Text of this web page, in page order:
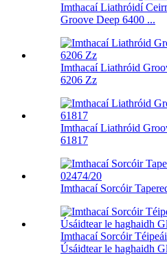
Imthacaí Liathróidí
Groove Deep 6400 ...
Imthacaí Liathróid
6206 Zz
Imthacaí Liathróid
61817
Imthacaí Sorcóir
Imthacaí Sorcóir
Úsáidtear le haghaidh